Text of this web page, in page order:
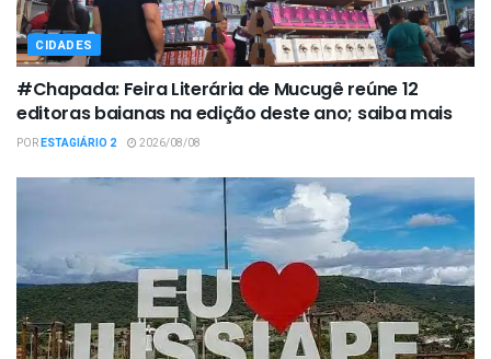
CIDADES
#Chapada: Feira Literária de Mucugê reúne 12
editoras baianas na edição deste ano; saiba mais
PORESTAGIÁRIO 2 2026/08/08